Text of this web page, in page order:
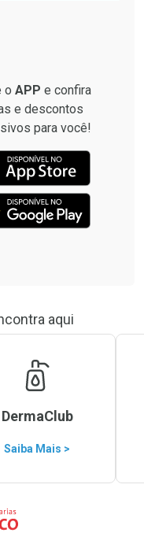
o APP e confira
e descontos
para você!
aqui
DermaClub
Saiba Mais >